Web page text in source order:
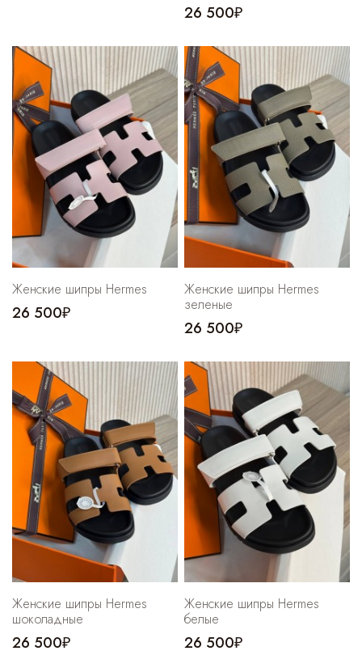
26 500₽
Женские шипры Hermes
26 500₽
Женские шипры Hermes
зеленые
26 500₽
Женские шипры Hermes
шоколадные
26 500₽
Женские шипры Hermes
белые
26 500₽